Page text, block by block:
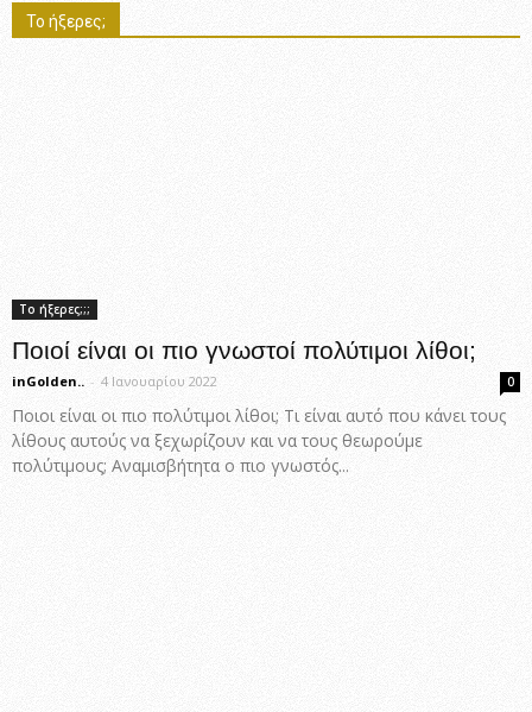
Το ήξερες;
Το ήξερες;;;
Ποιοί είναι οι πιο γνωστοί πολύτιμοι λίθοι;
inGolden.. - 4 Ιανουαρίου 2022 0
Ποιοι είναι οι πιο πολύτιμοι λίθοι; Τι είναι αυτό που κάνει τους
λίθους αυτούς να ξεχωρίζουν και να τους θεωρούμε
πολύτιμους; Αναμισβήτητα ο πιο γνωστός...